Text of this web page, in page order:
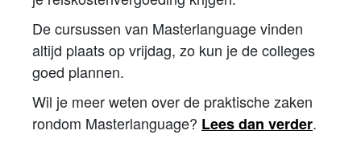
De cursussen van Masterlanguage vinden
altijd plaats op vrijdag, zo kun je de colleges
goed plannen.
Wil je meer weten over de praktische zaken
rondom Masterlanguage? Lees dan verder.